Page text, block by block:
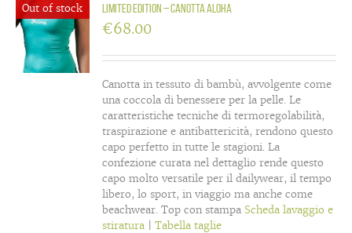
Out of stock LIMITED EDITION – canotta Aloha
€68.00
Canotta in tessuto di bambù, avvolgente come
una coccola di benessere per la pelle. Le
caratteristiche tecniche di termoregolabilità,
traspirazione e antibattericità, rendono questo
capo perfetto in tutte le stagioni. La
confezione curata nel dettaglio rende questo
capo molto versatile per il dailywear, il tempo
libero, lo sport, in viaggio ma anche come
beachwear. Top con stampa Scheda lavaggio e
stiratura |Tabella taglie